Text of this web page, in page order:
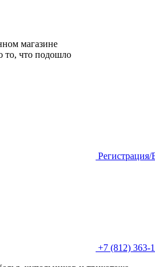
магазине
то, что подошло
Регистрация/
+7 (812) 363-